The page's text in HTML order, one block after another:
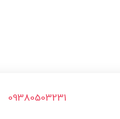
09380503231